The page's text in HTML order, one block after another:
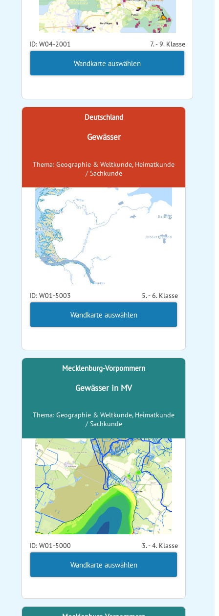
ID: W04-2001 7. - 9. Klasse
Wandkarte auswählen
Deutschland
Gewässer
Thema: Geographie & Weltkunde, Heimatkunde
/ Sachkunde
ID: W01-5003 5. - 6. Klasse
Wandkarte auswählen
Mecklenburg-Vorpommern
Gewässer in MV
Thema: Geographie & Weltkunde, Heimatkunde
/ Sachkunde
ID: W01-5000 3. - 4. Klasse
Wandkarte auswählen